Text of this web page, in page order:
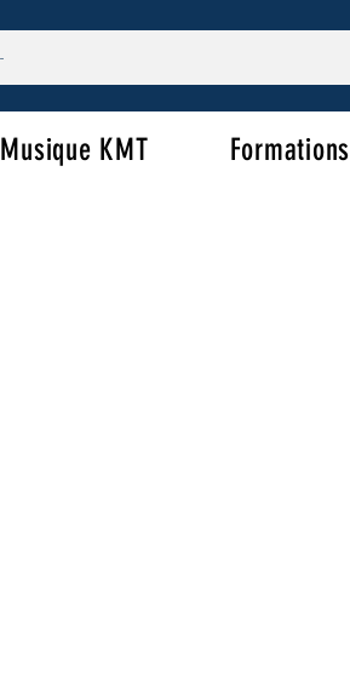
Musique KMT Formations